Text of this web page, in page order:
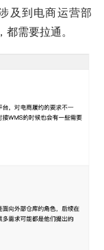
及到电商运营部
需要拉通。